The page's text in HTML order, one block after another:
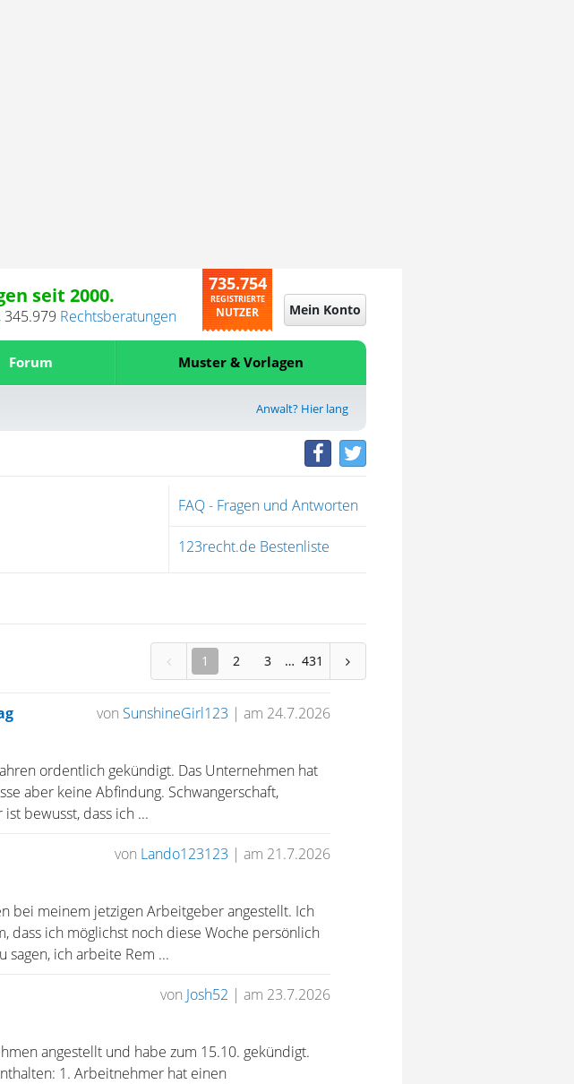
seit 2000.
,345.979 Rechtsberatungen
735.754
REGISTRIERTE
NUTZER Mein Konto
Forum Muster & Vorlagen
Anwalt? Hier lang
FAQ - Fragen und Antworten
123recht.de Bestenliste
1 2 3 431
von SunshineGirl123 | am 24.7.2026
ordentlich gekündigt. Das Unternehmen hat
aber keine Abfindung. Schwangerschaft,
bewusst, dass ich ...
von Lando123123 | am 21.7.2026
bei meinem jetzigen Arbeitgeber angestellt. Ich
dass ich möglichst noch diese Woche persönlich
ich arbeite Rem ...
von Josh52 | am 23.7.2026
angestellt und habe zum 15.10. gekündigt.
1. Arbeitnehmer hat einen